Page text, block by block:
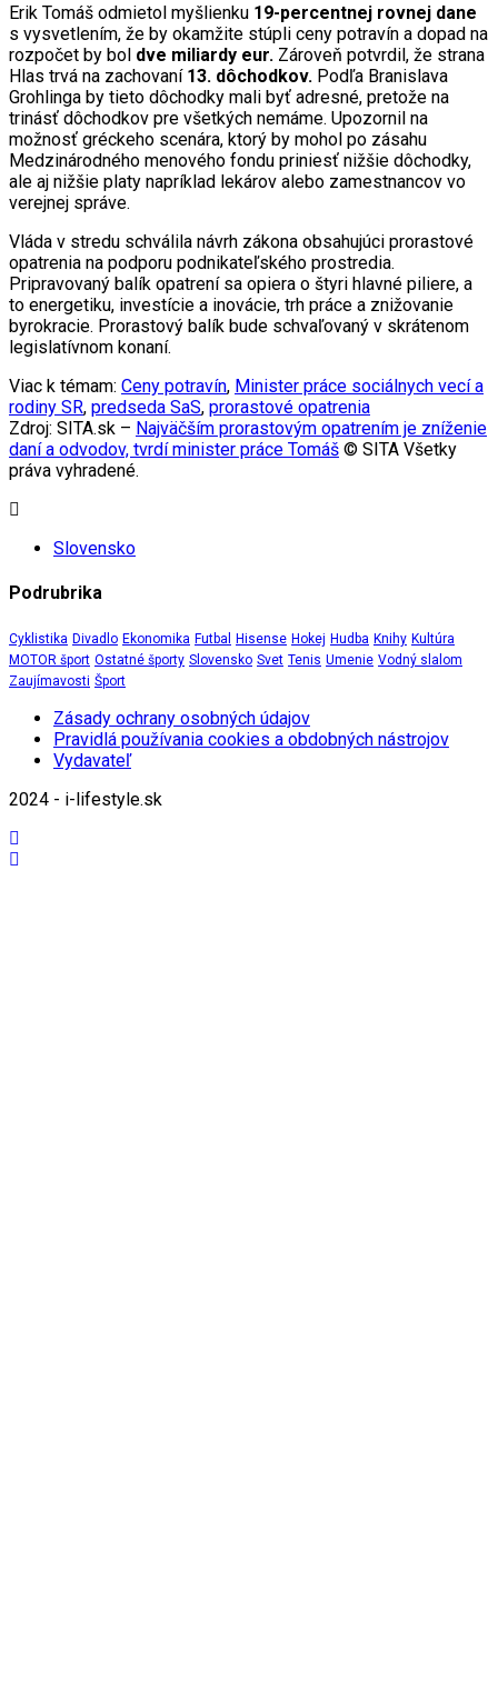
Erik Tomáš odmietol myšlienku 19-percentnej rovnej dane
s vysvetlením, že by okamžite stúpli ceny potravín a dopad na
rozpočet by bol dve miliardy eur. Zároveň potvrdil, že strana
Hlas trvá na zachovaní 13. dôchodkov. Podľa Branislava
Grohlinga by tieto dôchodky mali byť adresné, pretože na
trinásť dôchodkov pre všetkých nemáme. Upozornil na
možnosť gréckeho scenára, ktorý by mohol po zásahu
Medzinárodného menového fondu priniesť nižšie dôchodky,
ale aj nižšie platy napríklad lekárov alebo zamestnancov vo
verejnej správe.
Vláda v stredu schválila návrh zákona obsahujúci prorastové
opatrenia na podporu podnikateľského prostredia.
Pripravovaný balík opatrení sa opiera o štyri hlavné piliere, a
to energetiku, investície a inovácie, trh práce a znižovanie
byrokracie. Prorastový balík bude schvaľovaný v skrátenom
legislatívnom konaní.
Viac k témam: Ceny potravín, Minister práce sociálnych vecí a
rodiny SR, predseda SaS, prorastové opatrenia
Zdroj: SITA.sk – Najväčším prorastovým opatrením je zníženie
daní a odvodov, tvrdí minister práce Tomáš © SITA Všetky
práva vyhradené.
Slovensko
Podrubrika
Cyklistika Divadlo Ekonomika Futbal Hisense Hokej Hudba Knihy Kultúra
MOTOR šport Ostatné športy Slovensko Svet Tenis Umenie Vodný slalom
Zaujímavosti Šport
Zásady ochrany osobných údajov
Pravidlá používania cookies a obdobných nástrojov
Vydavateľ
2024 - i-lifestyle.sk